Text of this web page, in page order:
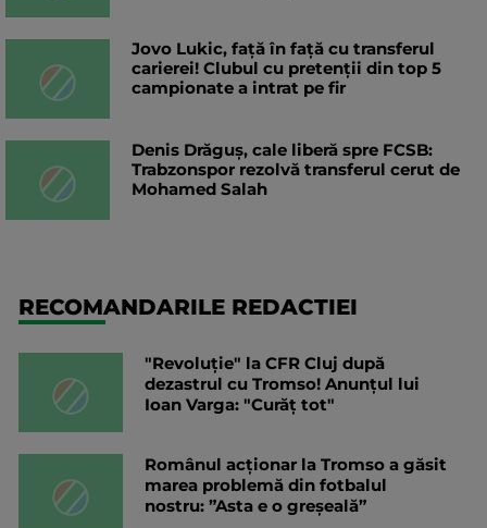
Jovo Lukic, față în față cu transferul
carierei! Clubul cu pretenții din top 5
campionate a intrat pe fir
Denis Drăguș, cale liberă spre FCSB:
Trabzonspor rezolvă transferul cerut de
Mohamed Salah
RECOMANDARILE REDACTIEI
"Revoluție" la CFR Cluj după
dezastrul cu Tromso! Anunțul lui
Ioan Varga: "Curăț tot"
Românul acționar la Tromso a găsit
marea problemă din fotbalul
nostru: ”Asta e o greșeală”